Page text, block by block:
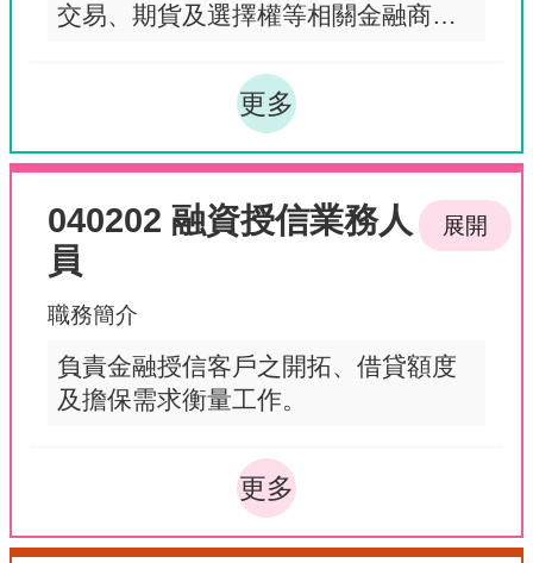
交易、期貨及選擇權等相關金融商
更多
040202 融資授信業務人
員
職務簡介
負責金融授信客戶之開拓、借貸額度
及擔保需求衡量工作。
更多
展開